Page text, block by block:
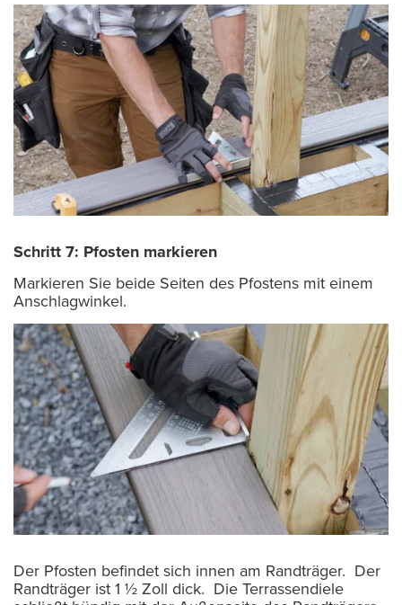
Schritt 7: Pfosten markieren
Markieren Sie beide Seiten des Pfostens mit einem
Anschlagwinkel.
Der Pfosten befindet sich innen am Randträger. Der
Randträger ist 1 ½ Zoll dick. Die Terrassendiele